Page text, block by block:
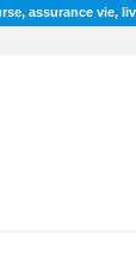
assurance vie,